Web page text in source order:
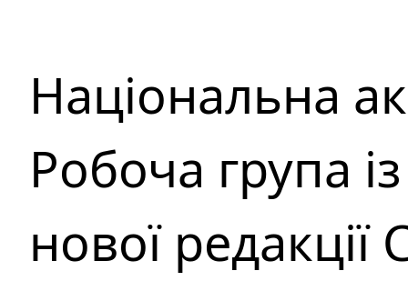
Національна
Робоча група
нової